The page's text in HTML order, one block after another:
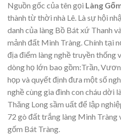
Nguồn gốc của tên gọi Làng
thành từ thời nhà Lê. Là sự hội
danh của làng Bồ Bát xứ Thanh
mảnh đất Minh Tràng. Chính tại
địa điểm làng nghề truyền thống
dòng họ lớn bao gồm:Trần,
họp và quyết định đưa một số
nghề cùng gia đình con cháu dời
Thăng Long sầm uất để lập
72 gò đất trắng làng Minh Tràng
gốm Bát Tràng.